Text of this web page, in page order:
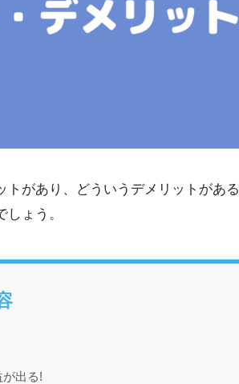
トがあり、どういうデメリットがあ
ょう。
出る!